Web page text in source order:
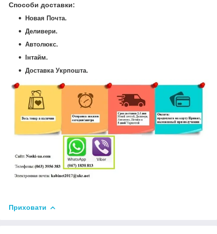
Способи доставки:
Новая Почта.
Деливери.
Автолюкс.
Інтайм.
Доставка Укрпошта.
Приховати